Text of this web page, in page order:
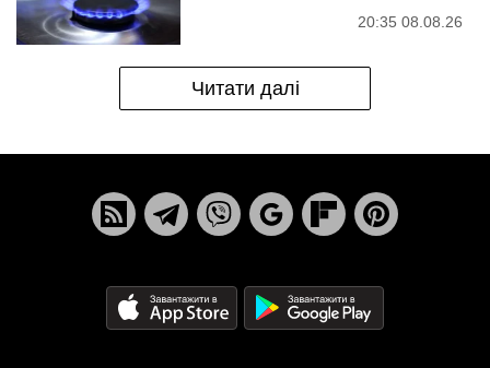
20:35 08.08.26
Читати далі